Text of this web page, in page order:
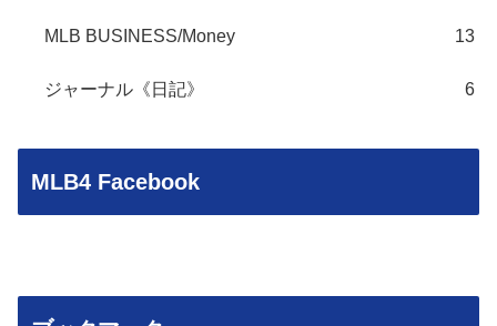
MLB BUSINESS/Money 13
ジャーナル《日記》 6
MLB4 Facebook